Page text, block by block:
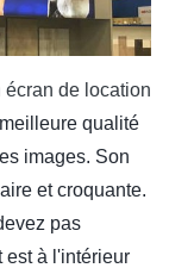
écran de location
qualité
images. Son
et croquante.
pas
est à l'intérieur